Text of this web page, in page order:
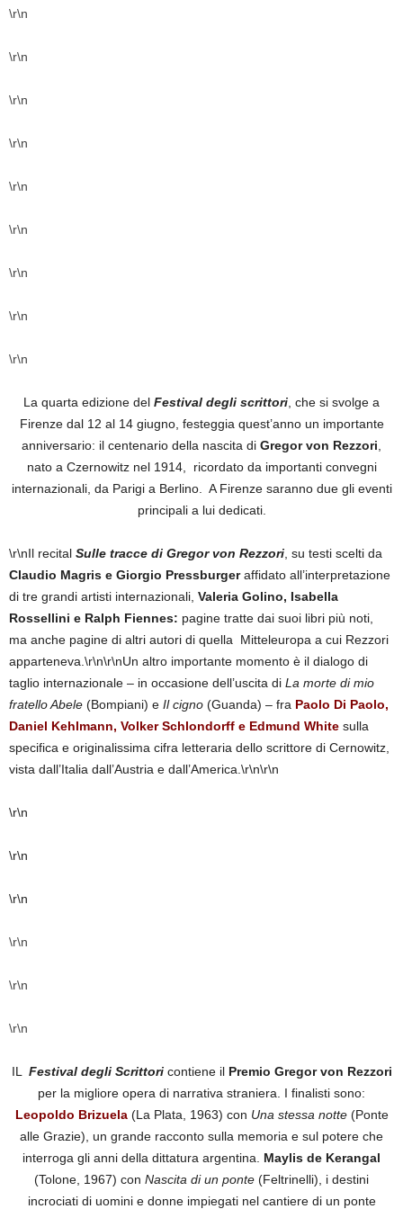
\r\n
\r\n
\r\n
\r\n
\r\n
\r\n
\r\n
\r\n
\r\n
La quarta edizione del Festival degli scrittori , che si svolge a
Firenze dal 12 al 14 giugno, festeggia quest’anno un importante
anniversario: il centenario della nascita di Gregor von Rezzori
nato a Czernowitz nel 1914, ricordato da importanti convegni
internazionali, da Parigi a Berlino. A Firenze saranno due gli eventi
principali a lui dedicati.
\r\nIl recital Sulle tracce di Gregor von Rezzori , su testi scelti da
Claudio Magris e Giorgio Pressburgeraffidato all’interpretazione
di tre grandi artisti internazionali, Valeria Golino, Isabella
Rossellini e Ralph Fiennes: pagine tratte dai suoi libri più noti,
ma anche pagine di altri autori di quella Mitteleuropa a cui Rezzori
apparteneva.\r\n\r\nUn altro importante momento è il dialogo di
taglio internazionale – in occasione dell’uscita di La morte di mio
fratello Abele (Bompiani) e Il cigno (Guanda) – fra Paolo Di Paolo,
Daniel Kehlmann, Volker Schlondorff e Edmund White sulla
specifica e originalissima cifra letteraria dello scrittore di Cernowitz,
vista dall’Italia dall’Austria e dall’America.\r\n\r\n
\r\n
\r\n
\r\n
\r\n
\r\n
\r\n
IL Festival degli Scrittoricontiene il Premio Gregor von Rezzori
per la migliore opera di narrativa straniera. I finalisti sono:
Leopoldo Brizuela(La Plata, 1963) con Una stessa notte(Ponte
alle Grazie), un grande racconto sulla memoria e sul potere che
interroga gli anni della dittatura argentina. Maylis de Kerangal
(Tolone, 1967) con Nascita di un ponte (Feltrinelli), i destini
incrociati di uomini e donne impiegati nel cantiere di un ponte